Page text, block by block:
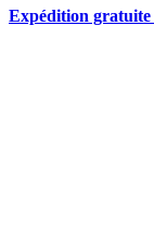
Expédition gratuite